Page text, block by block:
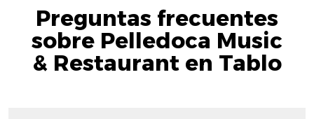
Preguntas frecuentes
sobre Pelledoca Music
& Restaurant en Tablo